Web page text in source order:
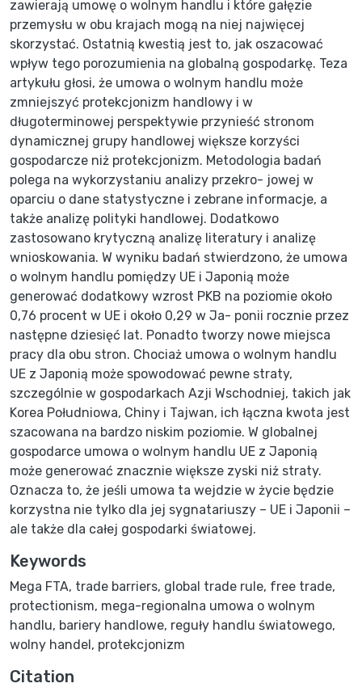
zawierają umowę o wolnym handlu i które gałęzie
przemysłu w obu krajach mogą na niej najwięcej
skorzystać. Ostatnią kwestią jest to, jak oszacować
wpływ tego porozumienia na globalną gospodarkę. Teza
artykułu głosi, że umowa o wolnym handlu może
zmniejszyć protekcjonizm handlowy i w
długoterminowej perspektywie przynieść stronom
dynamicznej grupy handlowej większe korzyści
gospodarcze niż protekcjonizm. Metodologia badań
polega na wykorzystaniu analizy przekro- jowej w
oparciu o dane statystyczne i zebrane informacje, a
także analizę polityki handlowej. Dodatkowo
zastosowano krytyczną analizę literatury i analizę
wnioskowania. W wyniku badań stwierdzono, że umowa
o wolnym handlu pomiędzy UE i Japonią może
generować dodatkowy wzrost PKB na poziomie około
0,76 procent w UE i około 0,29 w Ja- ponii rocznie przez
następne dziesięć lat. Ponadto tworzy nowe miejsca
pracy dla obu stron. Chociaż umowa o wolnym handlu
UE z Japonią może spowodować pewne straty,
szczególnie w gospodarkach Azji Wschodniej, takich jak
Korea Południowa, Chiny i Tajwan, ich łączna kwota jest
szacowana na bardzo niskim poziomie. W globalnej
gospodarce umowa o wolnym handlu UE z Japonią
może generować znacznie większe zyski niż straty.
Oznacza to, że jeśli umowa ta wejdzie w życie będzie
korzystna nie tylko dla jej sygnatariuszy – UE i Japonii –
ale także dla całej gospodarki światowej.
Keywords
Mega FTA, trade barriers, global trade rule, free trade,
protectionism, mega-regionalna umowa o wolnym
handlu, bariery handlowe, reguły handlu światowego,
wolny handel, protekcjonizm
Citation